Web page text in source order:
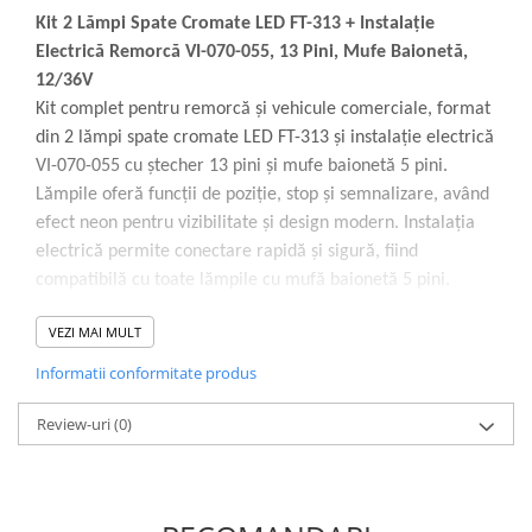
Proiectoare suplimentare, Camion,
Off Road
Proiectoare Full LED
Proiectoare Halogen plus LED
Dispozitive Avertizare
Accesorii Goarne Pneumatice
Autocolante reflectorizante si
fluorescente
Avertizare sonora
de Avertizare
Benzi si placi reflectorizante
Girofaruri auto si camion
Kit 2 Lămpi Spate Cromate LED FT-313 + Instalație
Electrică Remorcă VI-070-055, 13 Pini, Mufe Baionetă,
12/36V
Kit complet pentru remorcă și vehicule comerciale, format
din 2 lămpi spate cromate LED FT-313 și instalație electrică
VI-070-055 cu ștecher 13 pini și mufe baionetă 5 pini.
Lămpile oferă funcții de poziție, stop și semnalizare, având
efect neon pentru vizibilitate și design modern. Instalația
electrică permite conectare rapidă și sigură, fiind
compatibilă cu toate lămpile cu mufă baionetă 5 pini.
Specificații tehnice:
Tip produs: lampă spate cromată LED
VEZI MAI MULT
Informatii conformitate produs
Review-uri(0)